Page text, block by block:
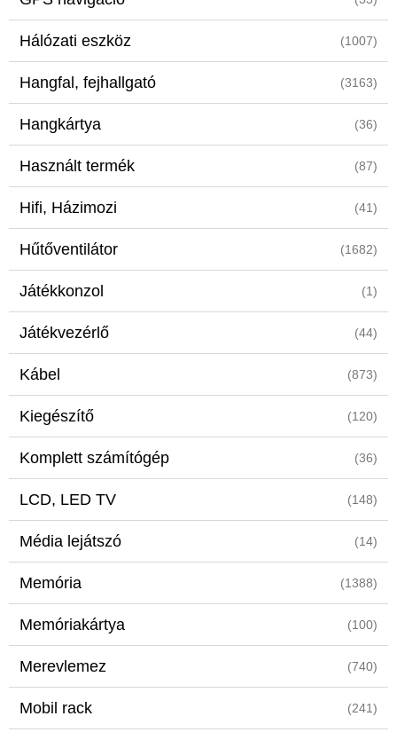
Hálózati eszköz (1007)
Hangfal, fejhallgató (3163)
Hangkártya (36)
Használt termék (87)
Hifi, Házimozi (41)
Hűtőventilátor (1682)
Játékkonzol (1)
Játékvezérlő (44)
Kábel (873)
Kiegészítő (120)
Komplett számítógép (36)
LCD, LED TV (148)
Média lejátszó (14)
Memória (1388)
Memóriakártya (100)
Merevlemez (740)
Mobil rack (241)